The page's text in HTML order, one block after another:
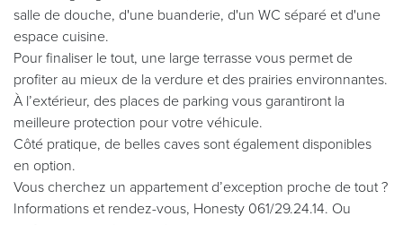
salle de douche, d'une buanderie, d'un WC séparé et d'une
espace cuisine.
Pour finaliser le tout, une large terrasse vous permet de
profiter au mieux de la verdure et des prairies environnantes.
À l’extérieur, des places de parking vous garantiront la
meilleure protection pour votre véhicule.
Côté pratique, de belles caves sont également disponibles
en option.
Vous cherchez un appartement d’exception proche de tout ?
Informations et rendez-vous, Honesty 061/29.24.14. Ou